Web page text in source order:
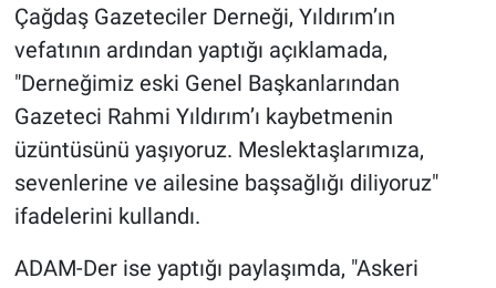
Çağdaş Gazeteciler Derneği, Yıldırım’ın
vefatının ardından yaptığı açıklamada,
"Derneğimiz eski Genel Başkanlarından
Gazeteci Rahmi Yıldırım’ı kaybetmenin
üzüntüsünü yaşıyoruz. Meslektaşlarımıza,
sevenlerine ve ailesine başsağlığı diliyoruz"
ifadelerini kullandı.
ADAM-Der ise yaptığı paylaşımda, "Askeri